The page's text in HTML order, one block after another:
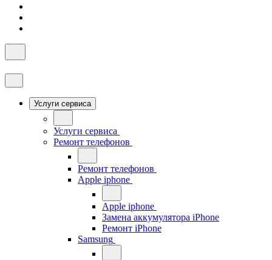
Услуги сервиса
Услуги сервиса
Ремонт телефонов
Ремонт телефонов
Apple iphone
Apple iphone
Замена аккумулятора iPhone
Ремонт iPhone
Samsung